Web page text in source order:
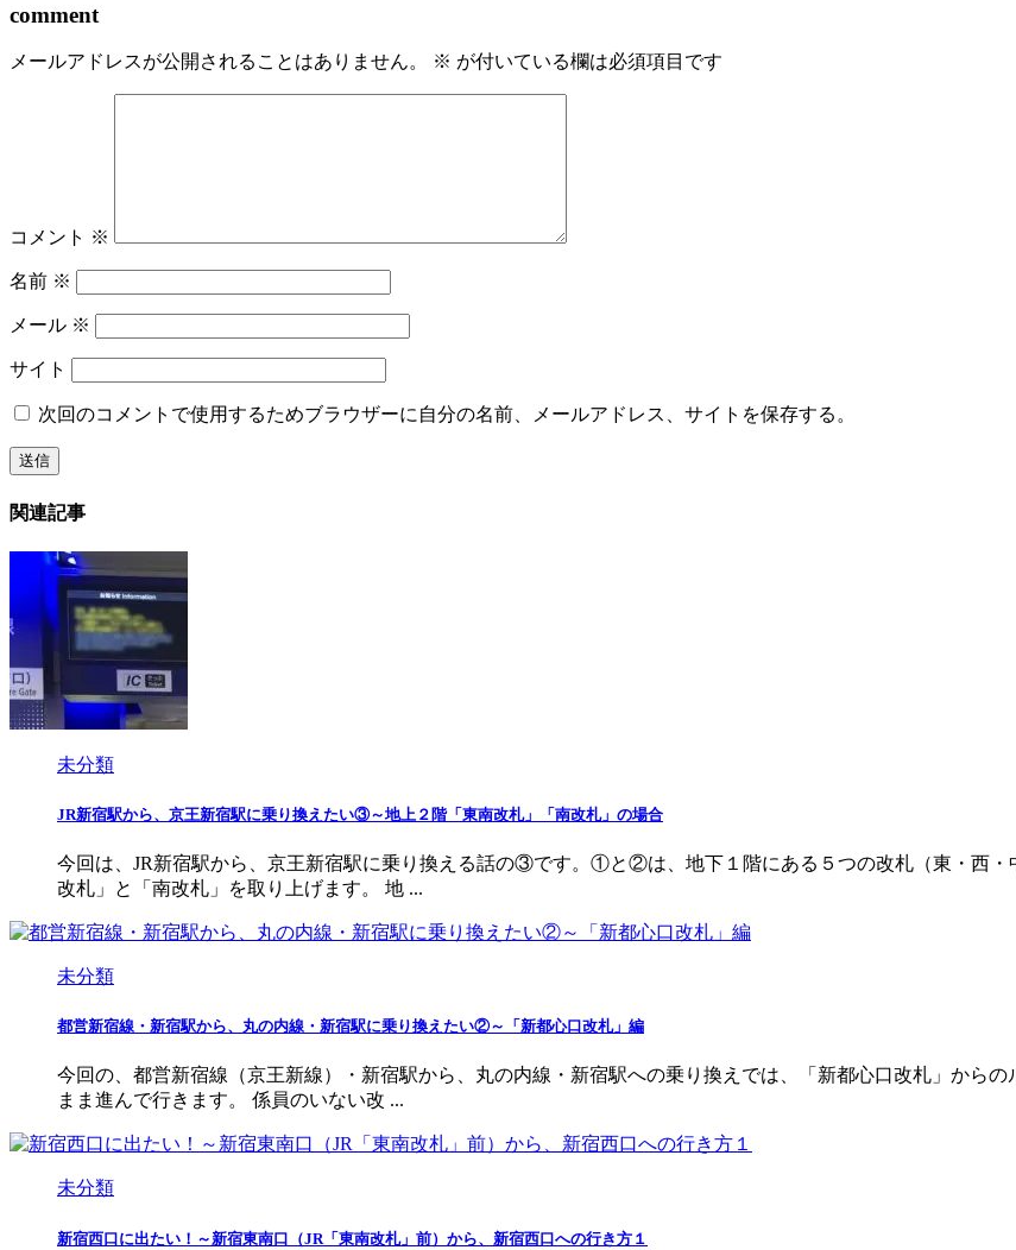
comment
メールアドレスが公開されることはありません。 ※ が付いている欄は必須項目です
コメント ※
名前 ※
メール ※
サイト
次回のコメントで使用するためブラウザーに自分の名前、メールアドレス、サイトを保存する。
関連記事
未分類
JR新宿駅から、京王新宿駅に乗り換えたい③～地上２階「東南改札」「南改札」の場合
今回は、JR新宿駅から、京王新宿駅に乗り換える話の③です。①と②は、地下１階にある５つの改札（東・西
改札」と「南改札」を取り上げます。 地 ...
未分類
都営新宿線・新宿駅から、丸の内線・新宿駅に乗り換えたい②～「新都心口改札」編
今回の、都営新宿線（京王新線）・新宿駅から、丸の内線・新宿駅への乗り換えでは、「新都心口改札」から
まま進んで行きます。 係員のいない改 ...
未分類
新宿西口に出たい！～新宿東南口（JR「東南改札」前）から、新宿西口への行き方１